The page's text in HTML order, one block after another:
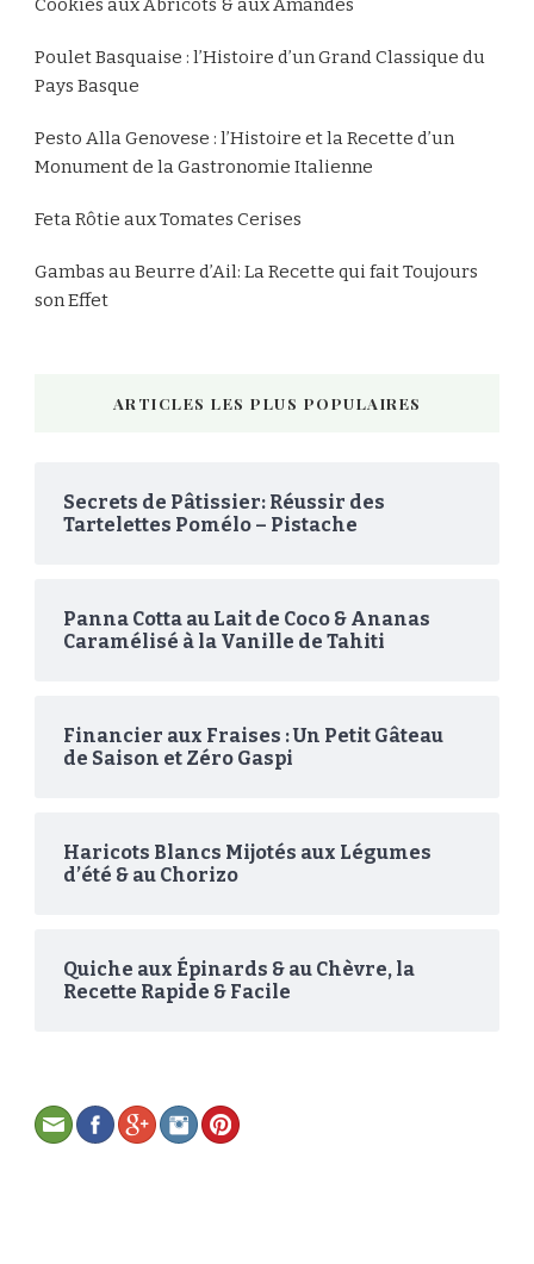
Cookies aux Abricots & aux Amandes
Poulet Basquaise : l’Histoire d’un Grand Classique du
Pays Basque
Pesto Alla Genovese : l’Histoire et la Recette d’un
Monument de la Gastronomie Italienne
Feta Rôtie aux Tomates Cerises
Gambas au Beurre d’Ail: La Recette qui fait Toujours
son Effet
ARTICLES LES PLUS POPULAIRES
Secrets de Pâtissier: Réussir des
Tartelettes Pomélo – Pistache
Panna Cotta au Lait de Coco & Ananas
Caramélisé à la Vanille de Tahiti
Financier aux Fraises : Un Petit Gâteau
de Saison et Zéro Gaspi
Haricots Blancs Mijotés aux Légumes
d’été & au Chorizo
Quiche aux Épinards & au Chèvre, la
Recette Rapide & Facile